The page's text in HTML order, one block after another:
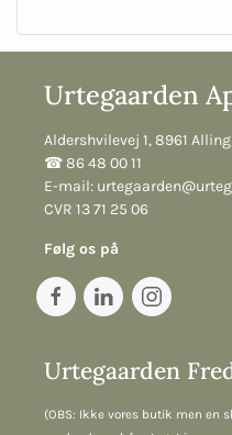
Urtegaarden
Aldershvilevej 1, 8961
☎︎ 86 48 00 11
E-mail:
CVR 13 71 25 06
Følg os på
Urtegaarden
(OBS: Ikke vores butik men en